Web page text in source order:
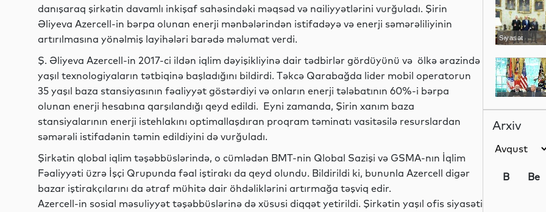
danışaraq şirkətin davamlı inkişaf sahəsindəki məqsəd və nailiyyətlərini vurğuladı. Şirin
Əliyeva Azercell-in bərpa olunan enerji mənbələrindən istifadəyə və enerji səmərəliliyinin
artırılmasına yönəlmiş layihələri barədə məlumat verdi.
Ş. Əliyeva Azercell-in 2017-ci ildən iqlim dəyişikliyinə dair tədbirlər gördüyünü və ölkə ərazində
yaşıl texnologiyaların tətbiqinə başladığını bildirdi. Təkcə Qarabağda lider mobil operatorun
35 yaşıl baza stansiyasının fəaliyyət göstərdiyi və onların enerji tələbatının 60%-i bərpa
olunan enerji hesabına qarşılandığı qeyd edildi. Eyni zamanda, Şirin xanım baza
stansiyalarının enerji istehlakını optimallaşdıran proqram təminatı vasitəsilə resurslardan
səmərəli istifadənin təmin edildiyini də vurğuladı.
Şirkətin qlobal iqlim təşəbbüslərində, o cümlədən BMT-nin Qlobal Sazişi və GSMA-nın İqlim
Fəaliyyəti üzrə İşçi Qrupunda fəal iştirakı da qeyd olundu. Bildirildi ki, bununla Azercell digər
bazar iştirakçılarını da ətraf mühitə dair öhdəliklərini artırmağa təşviq edir.
Azercell-in sosial məsuliyyət təşəbbüslərinə də xüsusi diqqət yetirildi. Şirkətin yaşıl ofis siyasəti
Siyasət
Siyasət
Arxiv
B Be